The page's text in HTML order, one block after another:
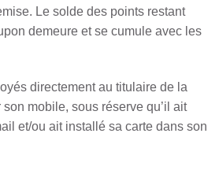
Le solde des points restant
demeure et se cumule avec les
directement au titulaire de la
mobile, sous réserve qu’il ait
et/ou ait installé sa carte dans son